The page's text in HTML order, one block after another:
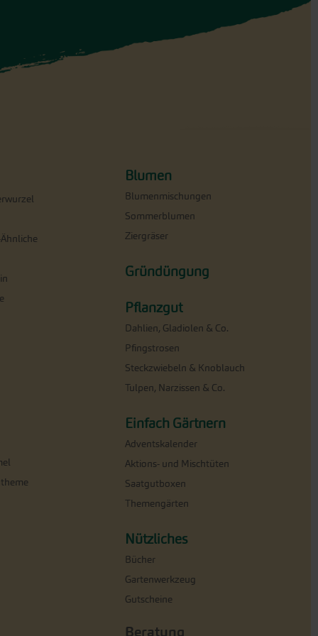
Blumen
Blumenmischungen
Sommerblumen
Ziergräser
Gründüngung
Pflanzgut
Dahlien, Gladiolen & Co.
Pfingstrosen
Steckzwiebeln & Knoblauch
Tulpen, Narzissen & Co.
Einfach Gärtnern
Adventskalender
Aktions- und Mischtüten
Saatgutboxen
Themengärten
Nützliches
Bücher
Gartenwerkzeug
Gutscheine
Beratung